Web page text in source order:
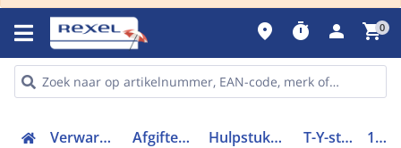
place timer person shopping_cart0
Verwarmen, Koelen en Ventileren Afgiftesysteem en appendages Hulpstukken voor rookgassen en lucht T-Y-stuk rond luchtkanaal 10160125